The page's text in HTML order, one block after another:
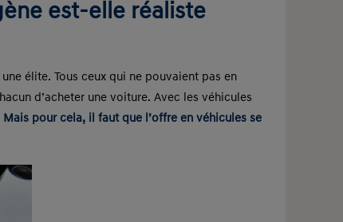
est-elle réaliste
élite. Tous ceux qui ne pouvaient pas en
d’acheter une voiture. Avec les véhicules
pour cela, il faut que l’offre en véhicules se